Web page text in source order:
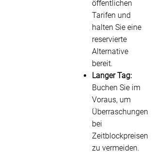
öffentlichen
Tarifen und
halten Sie eine
reservierte
Alternative
bereit.
Langer Tag:
Buchen Sie im
Voraus, um
Überraschungen
bei
Zeitblockpreisen
zu vermeiden.